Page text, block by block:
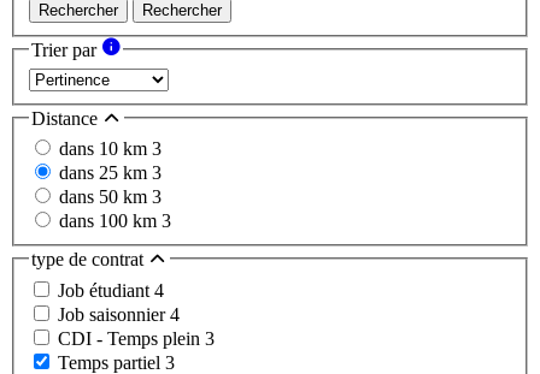
Rechercher Rechercher
Trier par
Distance
dans 10 km 3
dans 25 km 3
dans 50 km 3
dans 100 km 3
type de contrat
Job étudiant 4
Job saisonnier4
CDI - Temps plein 3
Temps partiel 3